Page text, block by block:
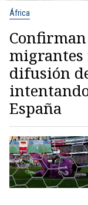
África
difusión
España